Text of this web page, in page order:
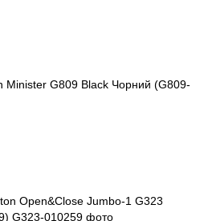
Minister G809 Black Чорний (G809-